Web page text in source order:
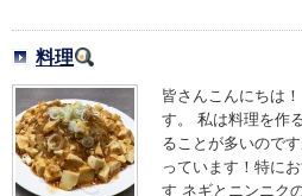
料理
皆さんこんにちは
す。 私は料理を作
ることが多いので
っています！特に
す ネギとニンニク